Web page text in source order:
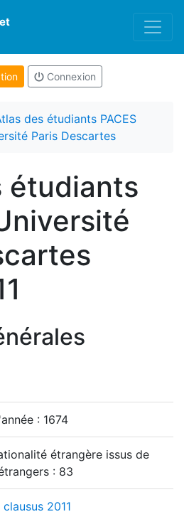
Connexion
des étudiants PACES
Paris Descartes
étudiants
: 1674
étrangère issus de
: 83
2011